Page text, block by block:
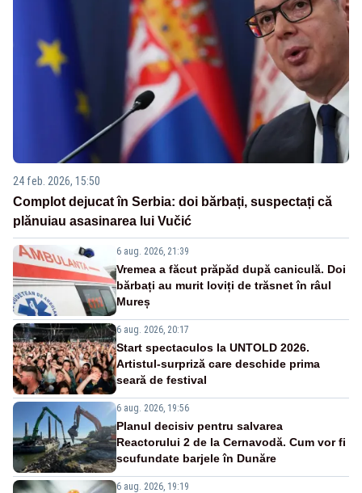
24 feb. 2026, 15:50
Complot dejucat în Serbia: doi bărbați, suspectați că
plănuiau asasinarea lui Vučić
6 aug. 2026, 21:39
Vremea a făcut prăpăd după caniculă. Doi
bărbați au murit loviți de trăsnet în râul
Mureș
6 aug. 2026, 20:17
Start spectaculos la UNTOLD 2026.
Artistul-surpriză care deschide prima
seară de festival
6 aug. 2026, 19:56
Planul decisiv pentru salvarea
Reactorului 2 de la Cernavodă. Cum vor fi
scufundate barjele în Dunăre
6 aug. 2026, 19:19